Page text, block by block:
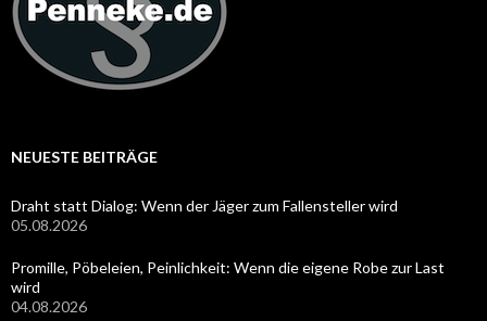
NEUESTE BEITRÄGE
Draht statt Dialog: Wenn der Jäger zum Fallensteller wird
05.08.2026
Promille, Pöbeleien, Peinlichkeit: Wenn die eigene Robe zur Last
wird
04.08.2026